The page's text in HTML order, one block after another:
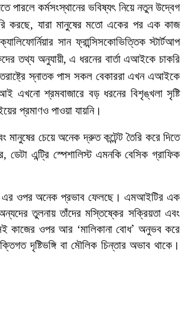
পারলে কর্মসংস্থানের ভবিষ্যৎ নিয়ে নতুন উদ্বেগ
করছে, যারা মানুষের মতো একের পর এক কাজ
সান ফ্রান্সিসকোভিত্তিক স্টার্টআপ
তথ্য অনুযায়ী,এ ধরনের বার্তা এআইকে চাকরি
স্নাতক পাস সকল বেকাররা এখন এআইকে
এখনো শ্রমবাজারে বড় ধরনের বিশৃঙ্খলা সৃষ্টি
প্রমাণও পাওয়া যায়নি।
মানুষের চেয়ে অনেক দ্রুত কন্টেন্ট তৈরি করে দিতে
,ডেটা এন্ট্রি স্পেশালিস্ট এমনকি বেসিক গ্রাফিক
এর ওপর অনেক প্রভাব ফেলছে। এমআইটির এক
তুলনায় তাঁদের মস্তিষ্কের সক্রিয়তা এবং
কাজের ওপর আর ‘মালিকানা বোধ’ অনুভব করে
দৃষ্টিভঙ্গি বা মৌলিক চিন্তার অভাব থাকে।